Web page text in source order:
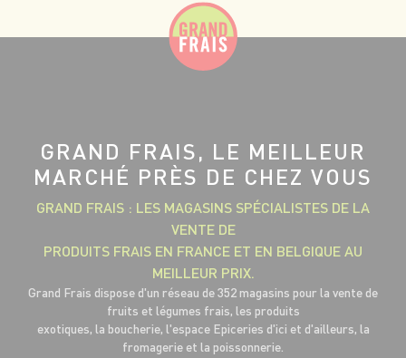
GRAND FRAIS, LE MEILLEUR
MARCHÉ PRÈS DE CHEZ VOUS
GRAND FRAIS : LES MAGASINS SPÉCIALISTES DE LA
VENTE DE
PRODUITS FRAIS EN FRANCE ET EN BELGIQUE AU
MEILLEUR PRIX.
Grand Frais dispose d'un réseau de 352 magasins pour la vente de
fruits et légumes frais, les produits
exotiques, la boucherie, l'espace Epiceries d'ici et d'ailleurs, la
fromagerie et la poissonnerie.